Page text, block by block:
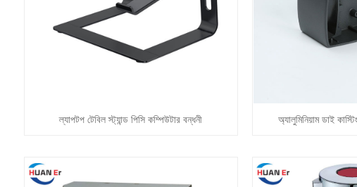
ল্যাপটপ টেবিল স্ট্যান্ড পিসি কম্পিউটার বন্ধনী অ্যালুমিনিয়াম ডাই